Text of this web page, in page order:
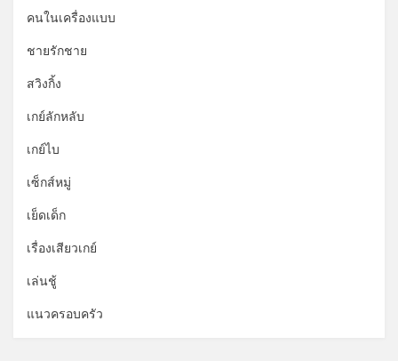
คนในเครื่องแบบ
ชายรักชาย
สวิงกิ้ง
เกย์ลักหลับ
เกย์ไบ
เซ็กส์หมู่
เย็ดเด็ก
เรื่องเสียวเกย์
เล่นชู้
แนวครอบครัว